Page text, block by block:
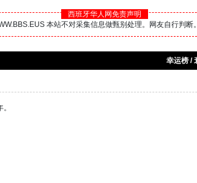
西班牙华人网免责声明
本站不对采集信息做甄别处理。网友自行判断。
幸运榜 /